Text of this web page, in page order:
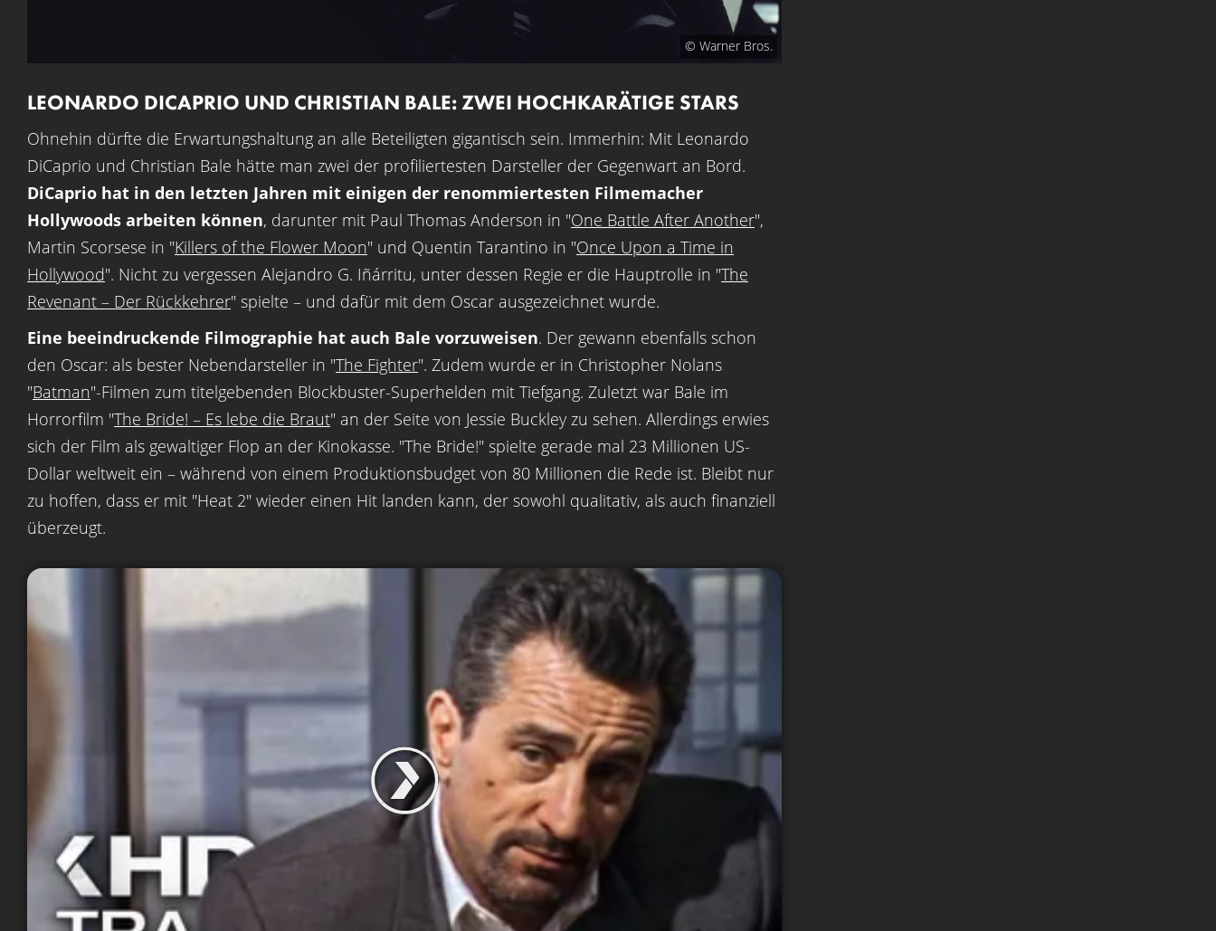
© Warner Bros.
LEONARDO DICAPRIO UND CHRISTIAN BALE: ZWEI HOCHKARÄTIGE STARS
Ohnehin dürfte die Erwartungshaltung an alle Beteiligten gigantisch sein. Immerhin: Mit Leonardo
DiCaprio und Christian Bale hätte man zwei der profiliertesten Darsteller der Gegenwart an Bord.
DiCaprio hat in den letzten Jahren mit einigen der renommiertesten Filmemacher
Hollywoods arbeiten können, darunter mit Paul Thomas Anderson in "One Battle After Another",
Martin Scorsese in "Killers of the Flower Moon" und Quentin Tarantino in "Once Upon a Time in
Hollywood". Nicht zu vergessen Alejandro G. Iñárritu, unter dessen Regie er die Hauptrolle in "The
Revenant – Der Rückkehrer" spielte – und dafür mit dem Oscar ausgezeichnet wurde.
Eine beeindruckende Filmographie hat auch Bale vorzuweisen. Der gewann ebenfalls schon
den Oscar: als bester Nebendarsteller in "The Fighter". Zudem wurde er in Christopher Nolans
"Batman"-Filmen zum titelgebenden Blockbuster-Superhelden mit Tiefgang. Zuletzt war Bale im
Horrorfilm "The Bride! – Es lebe die Braut" an der Seite von Jessie Buckley zu sehen. Allerdings erwies
sich der Film als gewaltiger Flop an der Kinokasse. "The Bride!" spielte gerade mal 23 Millionen US-
Dollar weltweit ein – während von einem Produktionsbudget von 80 Millionen die Rede ist. Bleibt nur
zu hoffen, dass er mit "Heat 2" wieder einen Hit landen kann, der sowohl qualitativ, als auch finanziell
überzeugt.